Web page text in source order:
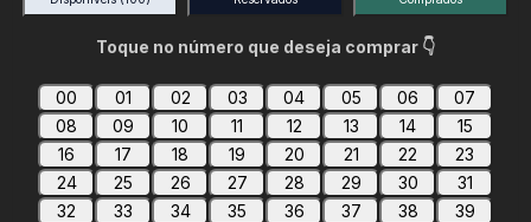
Toque no número que deseja comprar 👇
00 01 02 03 04 05 06
07
08
09 10 11 12 13 14
15
16
17 18 19 20 21 22
23
24
25 26 27 28 29 30
31
32
33 34 35 36 37 38
39